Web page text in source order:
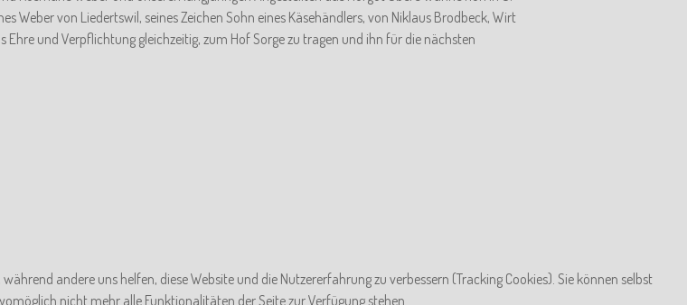
Weber von Liedertswil, seines Zeichen Sohn eines Käsehändlers, von Niklaus Brodbeck, Wirt
und Verpflichtung gleichzeitig, zum Hof Sorge zu tragen und ihn für die nächsten
andere uns helfen, diese Website und die Nutzererfahrung zu verbessern (Tracking Cookies). Sie können selbst
nicht mehr alle Funktionalitäten der Seite zur Verfügung stehen.